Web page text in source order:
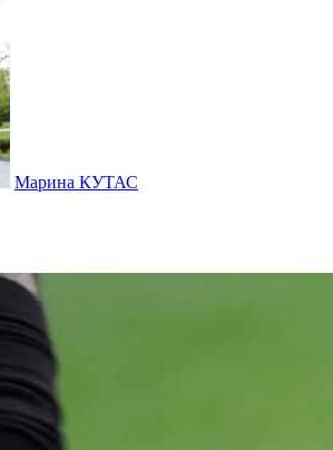
Марина КУТАС